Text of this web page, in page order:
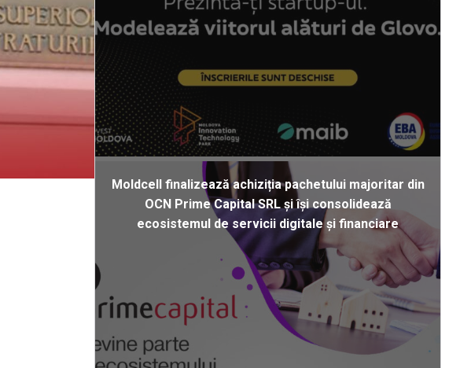
Moldcell finalizează achiziția pachetului majoritar din
OCN Prime Capital SRL și își consolidează
ecosistemul de servicii digitale și financiare